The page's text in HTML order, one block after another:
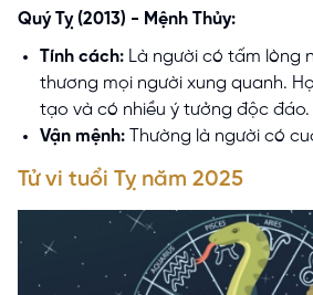
Quý Tỵ (2013) - Mệnh Thủy:
Tính cách: Là người có tấm lòng
thương mọi người xung quanh.
tạo và có nhiều ý tưởng độc đáo.
Vận mệnh: Thường là người có
Tử vi tuổi Tỵ năm 2025